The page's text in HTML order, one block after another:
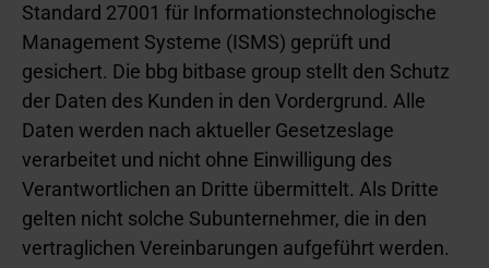
Standard 27001 für Informationstechnologische
Management Systeme (ISMS) geprüft und
gesichert. Die bbg bitbase group stellt den Schutz
der Daten des Kunden in den Vordergrund. Alle
Daten werden nach aktueller Gesetzeslage
verarbeitet und nicht ohne Einwilligung des
Verantwortlichen an Dritte übermittelt. Als Dritte
gelten nicht solche Subunternehmer, die in den
vertraglichen Vereinbarungen aufgeführt werden.